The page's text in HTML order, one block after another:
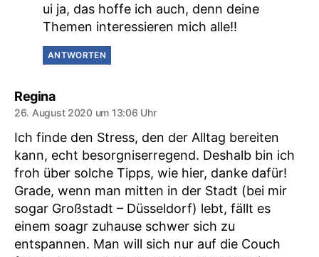
ui ja, das hoffe ich auch, denn deine
Themen interessieren mich alle!!
ANTWORTEN
Reginasagt:
26. August 2020 um 13:06 Uhr
Ich finde den Stress, den der Alltag bereiten
kann, echt besorgniserregend. Deshalb bin ich
froh über solche Tipps, wie hier, danke dafür!
Grade, wenn man mitten in der Stadt (bei mir
sogar Großstadt – Düsseldorf) lebt, fällt es
einem soagr zuhause schwer sich zu
entspannen. Man will sich nur auf die Couch